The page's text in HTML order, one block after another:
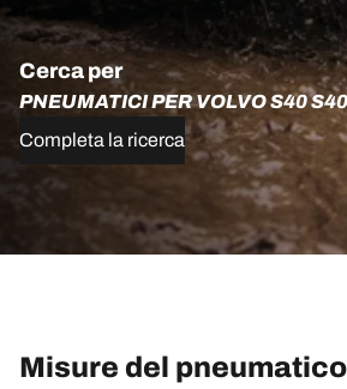
Cerca per
PNEUMATICI PER VOLVO S40
Completa la ricerca
Misure del